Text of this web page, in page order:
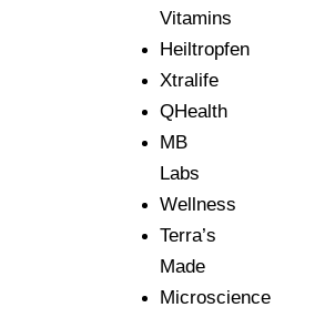
Vitamins
Heiltropfen
Xtralife
QHealth
MB
Labs
Wellness
Terra’s
Made
Microscience